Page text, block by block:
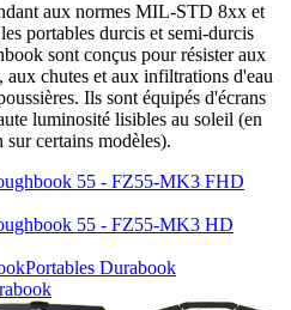
aux normes MIL-STD 8xx et
portables durcis et semi-durcis
sont conçus pour résister aux
aux chutes et aux infiltrations d'eau
Ils sont équipés d'écrans
luminosité lisibles au soleil (en
sur certains modèles).
55 - FZ55-MK3 FHD
55 - FZ55-MK3 HD
Portables Durabook